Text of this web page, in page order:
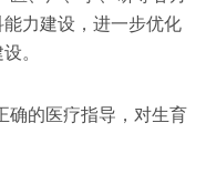
力建设，进一步优化
。
确的医疗指导，对生育